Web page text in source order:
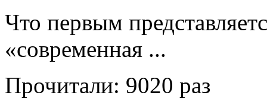
Что первым
«современная ...
Прочитали: 9020 раз